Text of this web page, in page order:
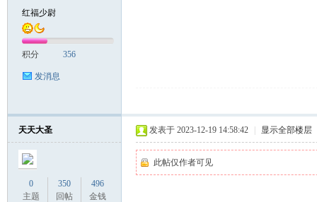
红福少尉
积分 356
发消息
天天大圣
0
主题
350
回帖
496
金钱
发表于 2023-12-19 14:58:42 显示全部楼层
此帖仅作者可见